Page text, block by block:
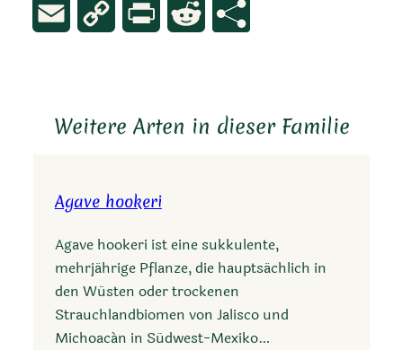
Email
Copy
Print Reddit
Weitere Arten in dieser Familie
Agave hookeri
Agave hookeri ist eine sukkulente,
mehrjährige Pflanze, die hauptsächlich in
den Wüsten oder trockenen
Strauchlandbiomen von Jalisco und
Michoacán in Südwest-Mexiko…